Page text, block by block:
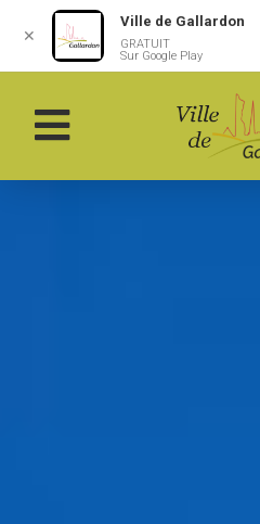
contenu
✕
Ville de Gallardon
GRATUIT
Sur Google Play